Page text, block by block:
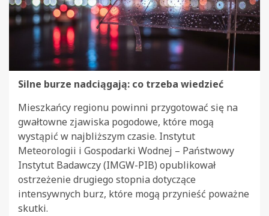
Silne burze nadciągają: co trzeba wiedzieć
Mieszkańcy regionu powinni przygotować się na
gwałtowne zjawiska pogodowe, które mogą
wystąpić w najbliższym czasie. Instytut
Meteorologii i Gospodarki Wodnej – Państwowy
Instytut Badawczy (IMGW-PIB) opublikował
ostrzeżenie drugiego stopnia dotyczące
intensywnych burz, które mogą przynieść poważne
skutki.